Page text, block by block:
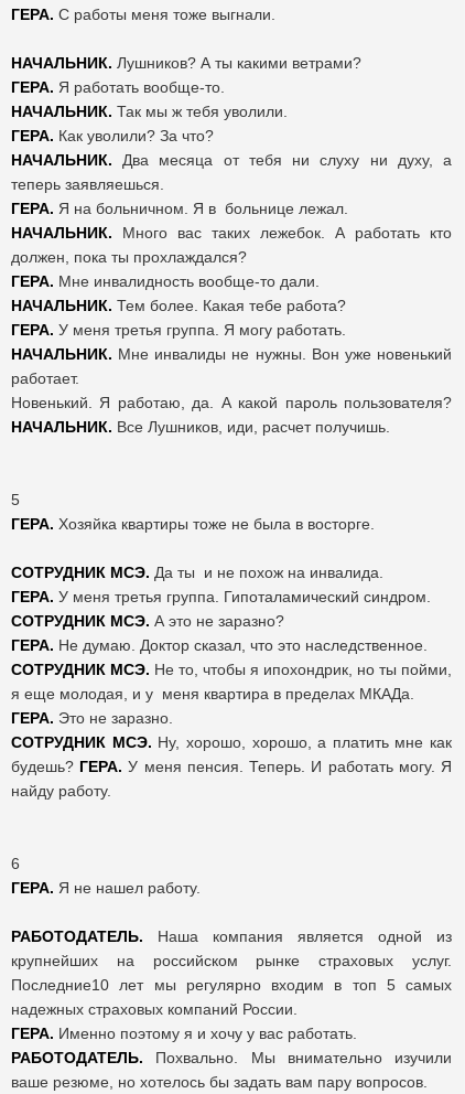
ГЕРА. С работы меня тоже выгнали.
НАЧАЛЬНИК. Лушников? А ты какими ветрами?
ГЕРА. Я работать вообще-то.
НАЧАЛЬНИК. Так мы ж тебя уволили.
ГЕРА. Как уволили? За что?
НАЧАЛЬНИК. Два месяца от тебя ни слуху ни духу, а
теперь заявляешься.
ГЕРА. Я на больничном. Я в больнице лежал.
НАЧАЛЬНИК. Много вас таких лежебок. А работать кто
должен, пока ты прохлаждался?
ГЕРА. Мне инвалидность вообще-то дали.
НАЧАЛЬНИК. Тем более. Какая тебе работа?
ГЕРА. У меня третья группа. Я могу работать.
НАЧАЛЬНИК. Мне инвалиды не нужны. Вон уже новенький
работает.
Новенький. Я работаю, да. А какой пароль пользователя?
НАЧАЛЬНИК. Все Лушников, иди, расчет получишь.
5
ГЕРА. Хозяйка квартиры тоже не была в восторге.
СОТРУДНИК МСЭ. Да ты и не похож на инвалида.
ГЕРА. У меня третья группа. Гипоталамический синдром.
СОТРУДНИК МСЭ. А это не заразно?
ГЕРА. Не думаю. Доктор сказал, что это наследственное.
СОТРУДНИК МСЭ. Не то, чтобы я ипохондрик, но ты пойми,
я еще молодая, и у меня квартира в пределах МКАДа.
ГЕРА. Это не заразно.
СОТРУДНИК МСЭ. Ну, хорошо, хорошо, а платить мне как
будешь? ГЕРА. У меня пенсия. Теперь. И работать могу. Я
найду работу.
6
ГЕРА. Я не нашел работу.
РАБОТОДАТЕЛЬ. Наша компания является одной из
крупнейших на российском рынке страховых услуг.
Последние10 лет мы регулярно входим в топ 5 самых
надежных страховых компаний России.
ГЕРА. Именно поэтому я и хочу у вас работать.
РАБОТОДАТЕЛЬ. Похвально. Мы внимательно изучили
ваше резюме, но хотелось бы задать вам пару вопросов.